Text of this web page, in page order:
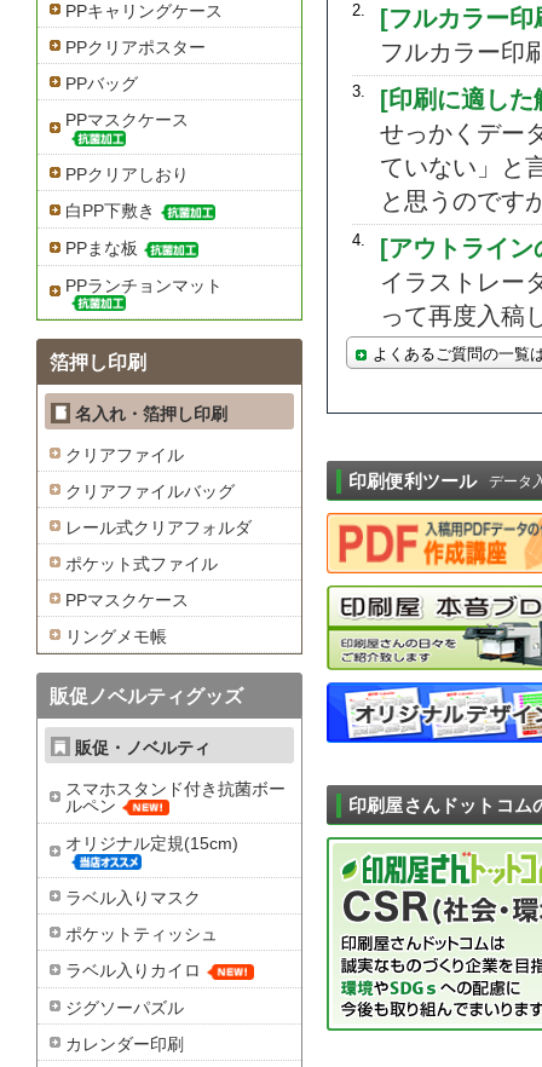
よくあるご質問の一覧
印刷便利ツール データ
印刷屋さんドットコム
PPキャリングケース
PPクリアポスター
PPバッグ
PPマスクケース
PPクリアしおり
白PP下敷き
PPまな板
PPランチョンマット
箔押し印刷
名入れ・箔押し印刷
クリアファイル
クリアファイルバッグ
レール式クリアフォルダ
ポケット式ファイル
PPマスクケース
リングメモ帳
販促ノベルティグッズ
販促・ノベルティ
スマホスタンド付き抗菌ボー
ルペン
オリジナル定規(15cm)
ラベル入りマスク
ポケットティッシュ
ラベル入りカイロ
ジグソーパズル
カレンダー印刷